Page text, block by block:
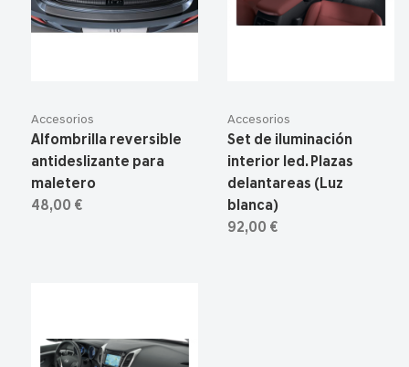
Accesorios
Alfombrilla reversible
antideslizante para
maletero
48,00 €
Accesorios
Set de iluminación
interior led. Plazas
delantareas (Luz
blanca)
92,00 €